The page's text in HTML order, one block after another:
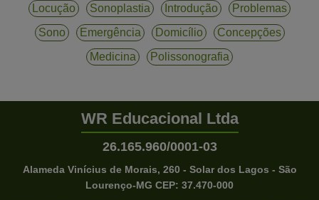
Locução Sonoplastia Introdução
Problemas
Sono
Emergência Domicílio
Concepções
Medicina
Polissonografia
WR Educacional Ltda
26.165.960/0001-03
Alameda Vinícius de Morais, 260 - Solar dos Lagos - São
Lourenço-MG CEP: 37.470-000